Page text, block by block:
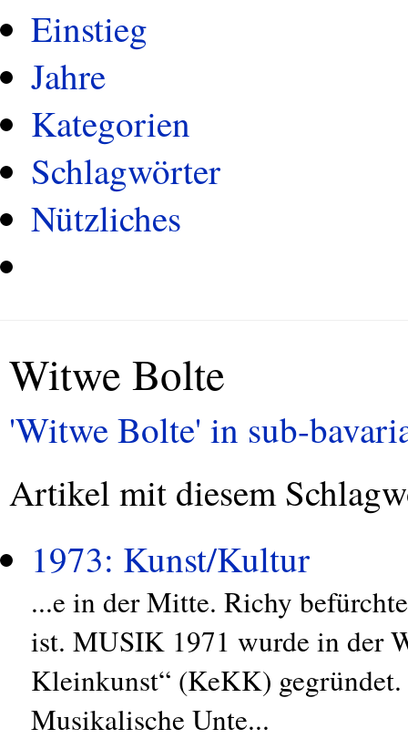
Einstieg
Jahre
Kategorien
Schlagwörter
Nützliches
Witwe Bolte
'Witwe Bolte' in sub-
Artikel mit diesem
1973: Kunst/Kultur
...e in der Mitte. Richy
ist. MUSIK 1971 wurde in der
Kleinkunst“ (KeKK)
Musikalische Unte...